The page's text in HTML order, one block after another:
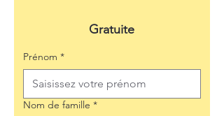
Gratuite
Prénom *
Nom de famille *